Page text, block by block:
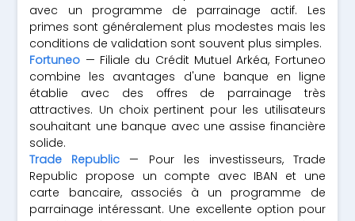
avec un programme de parrainage actif. Les
primes sont généralement plus modestes mais les
conditions de validation sont souvent plus simples.
Fortuneo — Filiale du Crédit Mutuel Arkéa, Fortuneo
combine les avantages d'une banque en ligne
établie avec des offres de parrainage très
attractives. Un choix pertinent pour les utilisateurs
souhaitant une banque avec une assise financière
solide.
Trade Republic — Pour les investisseurs, Trade
Republic propose un compte avec IBAN et une
carte bancaire, associés à un programme de
parrainage intéressant. Une excellente option pour